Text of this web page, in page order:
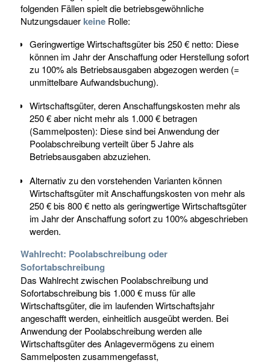
folgenden Fällen spielt die betriebsgewöhnliche
Nutzungsdauer keineRolle:
Geringwertige Wirtschaftsgüter bis 250 € netto: Diese
können im Jahr der Anschaffung oder Herstellung sofort
zu 100% als Betriebsausgaben abgezogen werden (=
unmittelbare Aufwandsbuchung).
Wirtschaftsgüter, deren Anschaffungskosten mehr als
250 € aber nicht mehr als 1.000 € betragen
(Sammelposten): Diese sind bei Anwendung der
Poolabschreibung verteilt über 5 Jahre als
Betriebsausgaben abzuziehen.
Alternativ zu den vorstehenden Varianten können
Wirtschaftsgüter mit Anschaffungskosten von mehr als
250 € bis 800 € netto als geringwertige Wirtschaftsgüter
im Jahr der Anschaffung sofort zu 100% abgeschrieben
werden.
Wahlrecht: Poolabschreibung oder
Sofortabschreibung
Das Wahlrecht zwischen Poolabschreibung und
Sofortabschreibung bis 1.000 € muss für alle
Wirtschaftsgüter, die im laufenden Wirtschaftsjahr
angeschafft werden, einheitlich ausgeübt werden. Bei
Anwendung der Poolabschreibung werden alle
Wirtschaftsgüter des Anlagevermögens zu einem
Sammelposten zusammengefasst,